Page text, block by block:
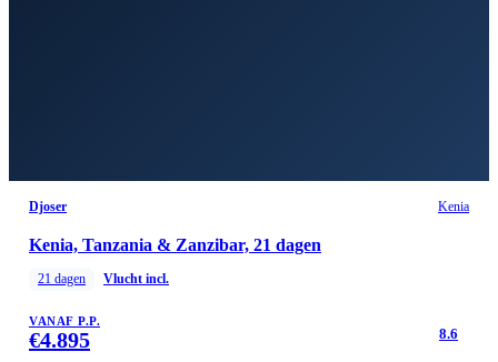
Djoser Kenia
Kenia, Tanzania & Zanzibar, 21 dagen
21 dagen Vlucht incl.
VANAF P.P.
€4.895 8.6